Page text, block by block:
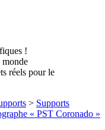
!
monde
réels pour le
> Supports
« PST Coronado »